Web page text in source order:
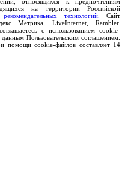
на территории Российской
технологий.
Сайт
Метрика, LiveInternet, Rambler.
с использованием cookie-
Пользовательским соглашением.
помощи cookie-файлов составляет 14